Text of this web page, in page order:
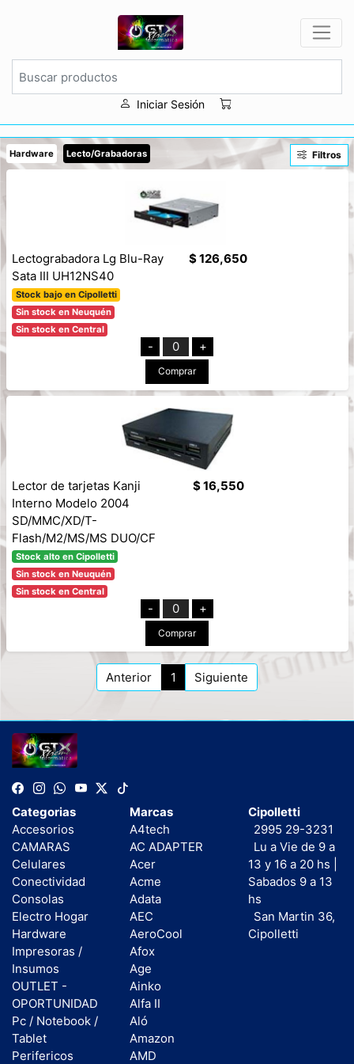
Iniciar Sesión
Hardware Lecto/Grabadoras Filtros
Lectograbadora Lg Blu-Ray
Sata III UH12NS40
Stock bajo en Cipolletti
Sin stock en Neuquén
Sin stock en Central
$ 126,650
- 0 +
Comprar
Lector de tarjetas Kanji
Interno Modelo 2004
SD/MMC/XD/T-
Flash/M2/MS/MS DUO/CF
Stock alto en Cipolletti
Sin stock en Neuquén
Sin stock en Central
$ 16,550
- 0 +
Comprar
Anterior 1 Siguiente
Categorias
Accesorios
CAMARAS
Celulares
Conectividad
Consolas
Electro Hogar
Hardware
Impresoras /
Insumos
OUTLET -
OPORTUNIDAD
Pc / Notebook /
Tablet
Perifericos
Marcas
A4tech
AC ADAPTER
Acer
Acme
Adata
AEC
AeroCool
Afox
Age
Ainko
Alfa II
Aló
Amazon
AMD
Cipolletti
2995 29-3231
Lu a Vie de 9 a
13 y 16 a 20 hs |
Sabados 9 a 13
hs
San Martin 36,
Cipolletti